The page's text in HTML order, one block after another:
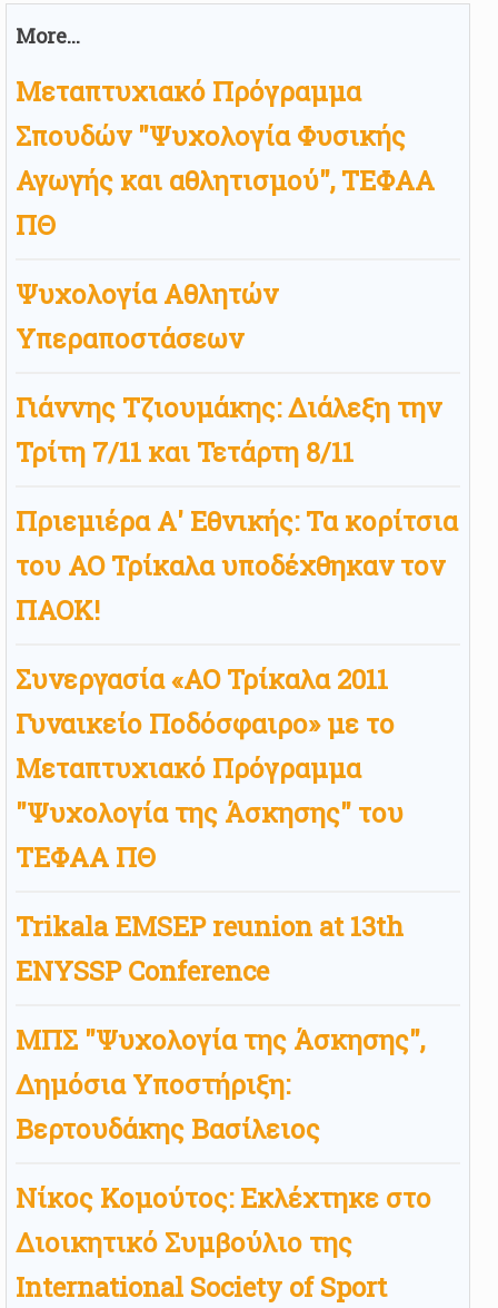
More...
Μεταπτυχιακό Πρόγραμμα
Σπουδών "Ψυχολογία Φυσικής
Αγωγής και αθλητισμού", ΤΕΦΑΑ
ΠΘ
Ψυχολογία Αθλητών
Υπεραποστάσεων
Γιάννης Τζιουμάκης: Διάλεξη την
Τρίτη 7/11 και Τετάρτη 8/11
Πριεμιέρα Α' Εθνικής: Τα κορίτσια
του ΑΟ Τρίκαλα υποδέχθηκαν τον
ΠΑΟΚ!
Συνεργασία «ΑΟ Τρίκαλα 2011
Γυναικείο Ποδόσφαιρο» με τo
Μεταπτυχιακό Πρόγραμμα
"Ψυχολογία της Άσκησης" του
ΤΕΦΑΑ ΠΘ
Trikala EMSEP reunion at 13th
ENYSSP Conference
ΜΠΣ "Ψυχολογία της Άσκησης",
Δημόσια Υποστήριξη:
Βερτουδάκης Βασίλειος
Νίκος Κομούτος: Εκλέχτηκε στο
Διοικητικό Συμβούλιο της
International Society of Sport